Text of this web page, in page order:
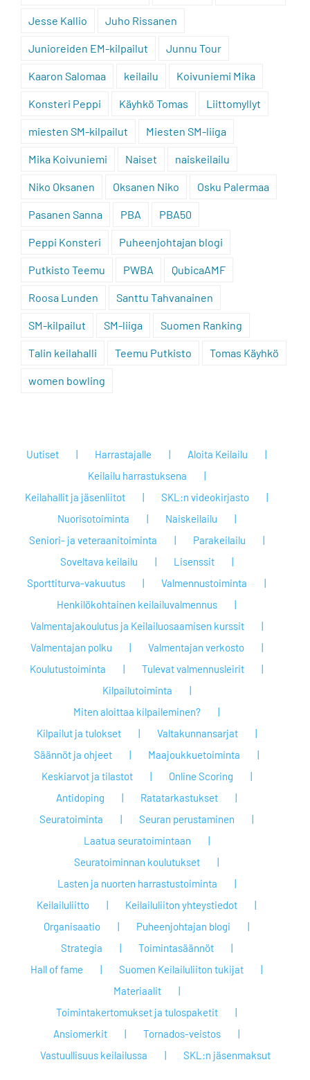
Jesse Kallio Juho Rissanen
Junioreiden EM-kilpailut Junnu Tour
Kaaron Salomaa keilailu Koivuniemi Mika
Konsteri Peppi Käyhkö Tomas Liittomyllyt
miesten SM-kilpailut Miesten SM-liiga
Mika Koivuniemi Naiset naiskeilailu
Niko Oksanen Oksanen Niko Osku Palermaa
Pasanen Sanna PBA PBA50
Peppi Konsteri Puheenjohtajan blogi
Putkisto Teemu PWBA QubicaAMF
Roosa Lunden Santtu Tahvanainen
SM-kilpailut SM-liiga Suomen Ranking
Talin keilahalli Teemu Putkisto Tomas Käyhkö
women bowling
Uutiset Harrastajalle
Aloita Keilailu
Keilailu harrastuksena
Keilahallit ja jäsenliitot
SKL:n videokirjasto
Nuorisotoiminta
Naiskeilailu
Seniori- ja veteraanitoiminta
Parakeilailu
Soveltava keilailu
Lisenssit
Sporttiturva-vakuutus
Valmennustoiminta
Henkilökohtainen keilailuvalmennus
Valmentajakoulutus ja Keilailuosaamisen kurssit
Valmentajan polku
Valmentajan verkosto
Koulutustoiminta
Tulevat valmennusleirit
Kilpailutoiminta
Miten aloittaa kilpaileminen?
Kilpailut ja tulokset
Valtakunnansarjat
Säännöt ja ohjeet
Maajoukkuetoiminta
Keskiarvot ja tilastot
Online Scoring
Antidoping
Ratatarkastukset
Seuratoiminta
Seuran perustaminen
Laatua seuratoimintaan
Seuratoiminnan koulutukset
Lasten ja nuorten harrastustoiminta
Keilailuliitto
Keilailuliiton yhteystiedot
Organisaatio
Puheenjohtajan blogi
Strategia
Toimintasäännöt
Hall of fame
Suomen Keilailuliiton tukijat
Materiaalit
Toimintakertomukset ja tulospaketit
Ansiomerkit
Tornados-veistos
Vastuullisuus keilailussa
SKL:n jäsenmaksut